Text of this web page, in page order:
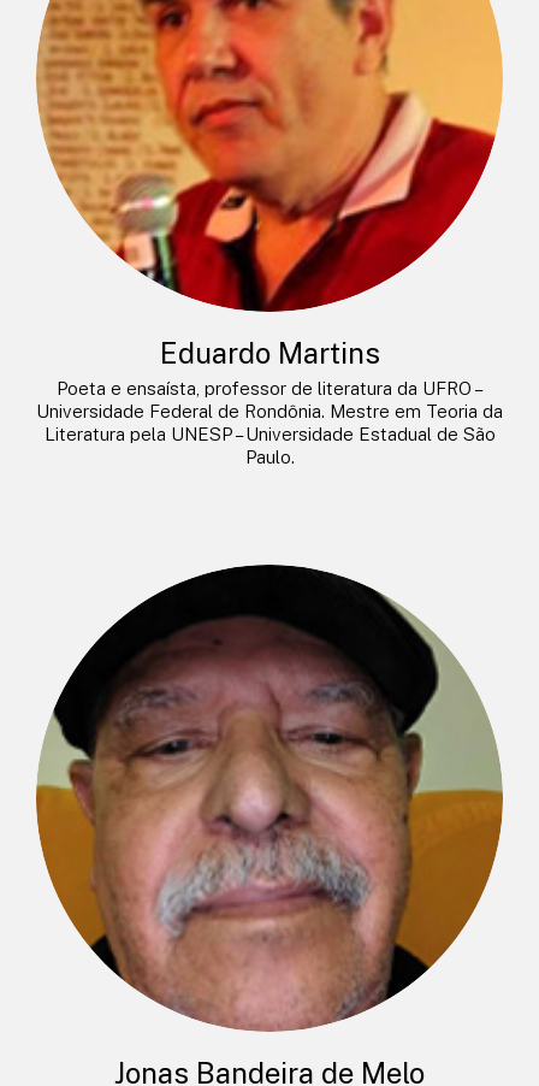
Eduardo Martins
Poeta e ensaísta, professor de literatura da UFRO –
Universidade Federal de Rondônia. Mestre em Teoria da
Literatura pela UNESP – Universidade Estadual de São
Paulo.
Jonas Bandeira de Melo